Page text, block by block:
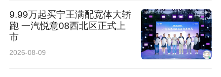
洁环境。
9.99万起买宁王满配宽体大轿
跑 一汽悦意08西北区正式上
市
2026-08-09